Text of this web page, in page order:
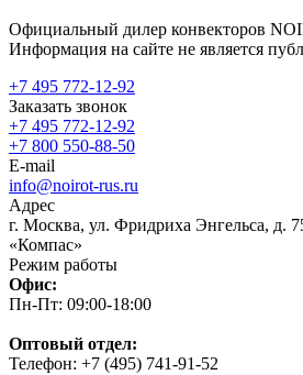
Официальный дилер конвекторов
Информация на сайте не является
+7 495 772-12-92
Заказать звонок
+7 495 772-12-92
+7 800 550-88-50
E-mail
info@noirot-rus.ru
Адрес
г. Москва, ул. Фридриха Энгельса, д.
«Компас»
Режим работы
Офис:
Пн-Пт: 09:00-18:00
Оптовый отдел:
Телефон: +7 (495) 741-91-52